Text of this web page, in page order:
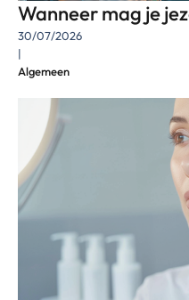
Wanneer mag je
30/07/2026
|
Algemeen